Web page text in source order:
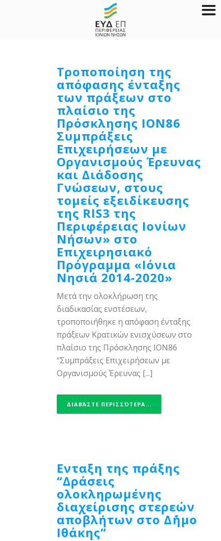
Τροπoποίηση της
απόφασης ένταξης
των πράξεων στο
πλαίσιο της
Πρόσκλησης ΙΟΝ86
Συμπράξεις
Επιχειρήσεων με
Οργανισμούς Έρευνας
και Διάδοσης
Γνώσεων, στους
τομείς εξειδίκευσης
της RIS3 της
Περιφέρειας Ιονίων
Νήσων» στο
Επιχειρησιακό
Πρόγραμμα «Ιόνια
Νησιά 2014-2020»
Μετά την ολοκλήρωση της
διαδικασίας ενστέσεων,
τροποποιήθηκε η απόφαση ένταξης
πράξεων Κρατικών ενισχύσεων στο
πλαίσιο της Πρόσκλησης ΙΟΝ86
“Συμπράξεις Επιχειρήσεων με
Οργανισμούς Έρευνας [...]
ΔΙΑΒΆΣΤΕ ΠΕΡΙΣΣΌΤΕΡΑ...
Ενταξη της πράξης
“Δράσεις
ολοκληρωμένης
διαχείρισης στερεών
αποβλήτων στο Δ΄ήμο
Ιθάκης”